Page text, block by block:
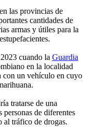
las provincias de
cantidades de
armas y útiles para la
cuando la Guardia
en la localidad
con un vehículo en cuyo
tratarse de una
de diferentes
al tráfico de drogas.